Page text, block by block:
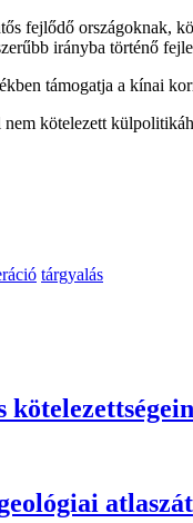
fejlődő országoknak,
irányba történő
támogatja a kínai
kötelezett
tárgyalás
atlaszát